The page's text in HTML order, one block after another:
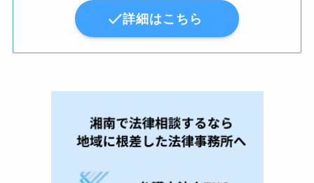
詳細はこちら